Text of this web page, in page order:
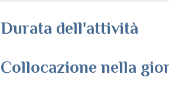
Durata dell'attività
Collocazione nella